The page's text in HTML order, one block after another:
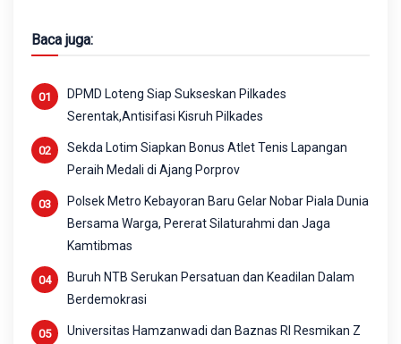
Baca juga:
DPMD Loteng Siap Sukseskan Pilkades
Serentak,Antisifasi Kisruh Pilkades
Sekda Lotim Siapkan Bonus Atlet Tenis Lapangan
Peraih Medali di Ajang Porprov
Polsek Metro Kebayoran Baru Gelar Nobar Piala Dunia
Bersama Warga, Pererat Silaturahmi dan Jaga
Kamtibmas
Buruh NTB Serukan Persatuan dan Keadilan Dalam
Berdemokrasi
Universitas Hamzanwadi dan Baznas RI Resmikan Z